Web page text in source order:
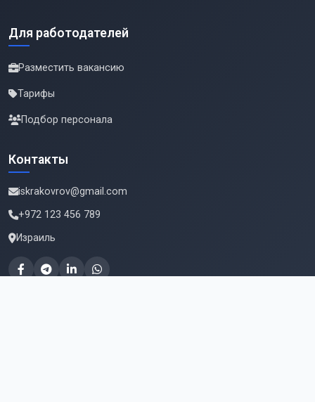
Для работодателей
Разместить вакансию
Тарифы
Подбор персонала
Контакты
iskrakovrov@gmail.com
+972 123 456 789
Израиль